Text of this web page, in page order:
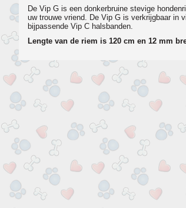
De Vip G is een donkerbruine stevige
uw trouwe vriend. De Vip G is verkrijgbaar in
bijpassende Vip C halsbanden.
Lengte van de riem is 120 cm en 12 mm